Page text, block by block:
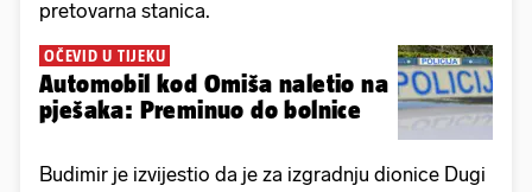
pretovarna stanica.
OČEVID U TIJEKU
Automobil kod Omiša naletio na
pješaka: Preminuo do bolnice
Budimir je izvijestio da je za izgradnju dionice Dugi